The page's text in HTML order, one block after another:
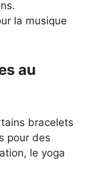
la musique
au
bracelets
pour des
le yoga